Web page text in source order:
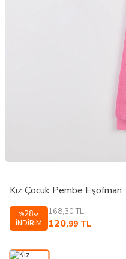
Kız Çocuk Pembe Eşofman
%28
İNDIRIM
168,30TL
120,99 TL